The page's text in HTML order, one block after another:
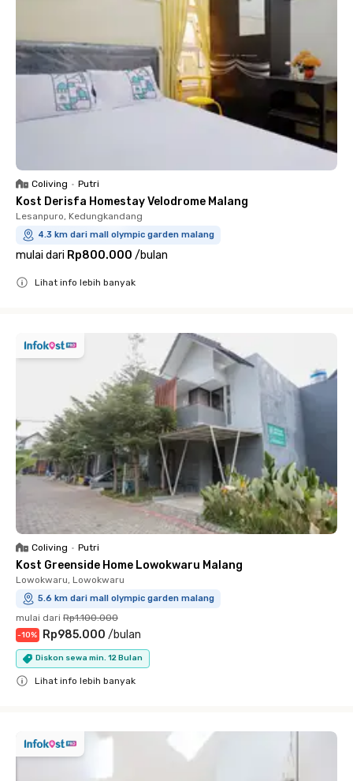
Coliving • Putri
Kost Derisfa Homestay Velodrome Malang
Lesanpuro, Kedungkandang
4.3 km dari mall olympic garden malang
mulai dari Rp800.000 /bulan
Lihat info lebih banyak
Coliving • Putri
Kost Greenside Home Lowokwaru Malang
Lowokwaru, Lowokwaru
5.6 km dari mall olympic garden malang
mulai dari Rp1.100.000
-10% Rp985.000 /bulan
Diskon sewa min. 12 Bulan
Lihat info lebih banyak